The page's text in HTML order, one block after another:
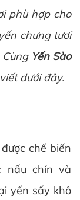
phù hợp cho
chưng tươi
Yến Sào
dưới đây.
chế biến
nấu chín và
yến sấy khô